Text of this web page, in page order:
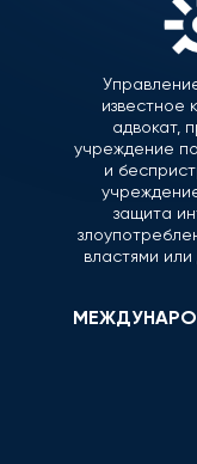
известное
адвокат,
учреждение
и
защита
властями или